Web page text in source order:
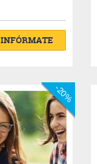
INFÓRMATE
-20%